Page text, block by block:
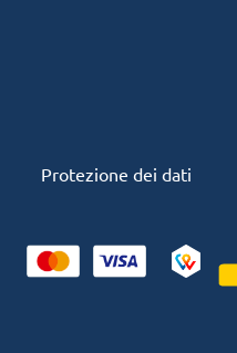
Protezione dei dati